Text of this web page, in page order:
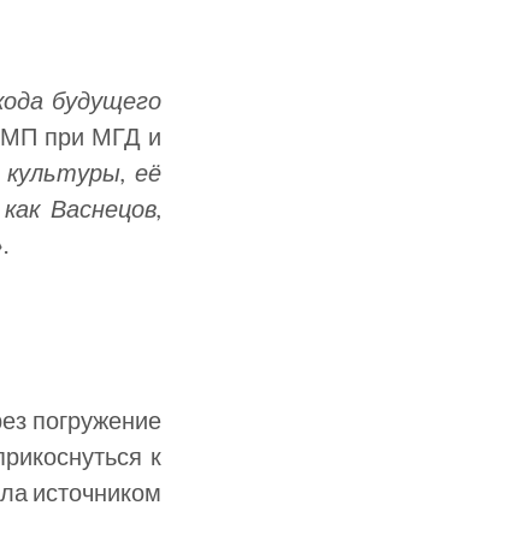
будущего
МП при МГД и
её
Васнецов,
.
погружение
к
источником